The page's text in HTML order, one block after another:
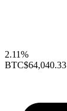
2.11%
BTC$64,040.33